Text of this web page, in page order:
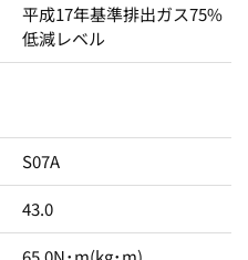
平成17年基準排出ガス75%
低減レベル
S07A
43.0